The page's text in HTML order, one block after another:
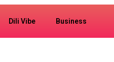
Dili Vibe Business